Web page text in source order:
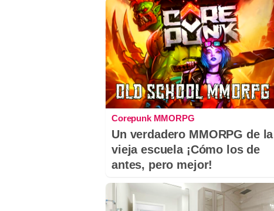
Corepunk MMORPG
Un verdadero MMORPG de la
vieja escuela ¡Cómo los de
antes, pero mejor!